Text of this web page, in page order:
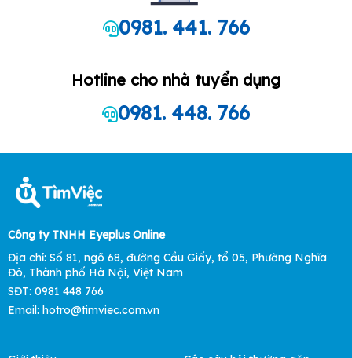
0981. 441. 766
Hotline cho nhà tuyển dụng
0981. 448. 766
Công ty TNHH Eyeplus Online
Địa chỉ: Số 81, ngõ 68, đường Cầu Giấy, tổ 05, Phường Nghĩa
Đô, Thành phố Hà Nội, Việt Nam
SĐT: 0981 448 766
Email: hotro@timviec.com.vn